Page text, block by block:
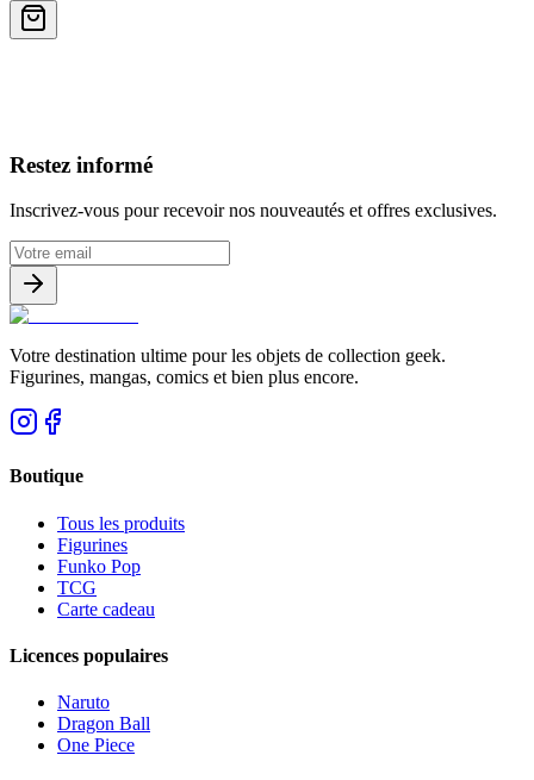
Restez informé
Inscrivez-vous pour recevoir nos nouveautés et offres exclusives.
Votre destination ultime pour les objets de collection geek.
Figurines, mangas, comics et bien plus encore.
Boutique
Tous les produits
Figurines
Funko Pop
TCG
Carte cadeau
Licences populaires
Naruto
Dragon Ball
One Piece